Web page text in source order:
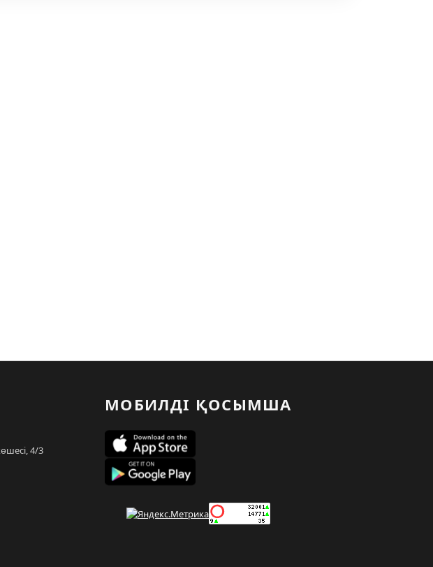
4/3
МОБИЛДІ ҚОСЫМША